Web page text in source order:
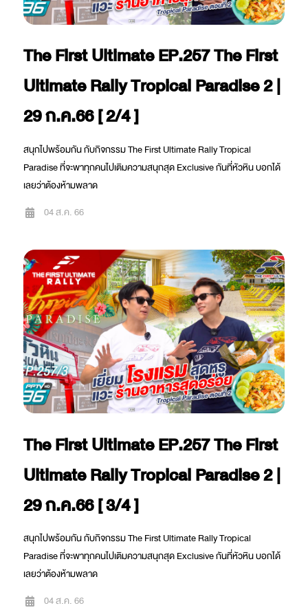
The First Ultimate EP.257 The First
Ultimate Rally Tropical Paradise 2 |
29 ก.ค.66 [ 2/4 ]
สนุกไปพร้อมกัน กับกิจกรรม The First Ultimate Rally Tropical
Paradise ที่จะพาทุกคนไปเติมความสนุกสุด Exclusive กันที่หัวหิน บอกได้
เลยว่าต้องห้ามพลาด
04 ส.ค. 66
The First Ultimate EP.257 The First
Ultimate Rally Tropical Paradise 2 |
29 ก.ค.66 [ 3/4 ]
สนุกไปพร้อมกัน กับกิจกรรม The First Ultimate Rally Tropical
Paradise ที่จะพาทุกคนไปเติมความสนุกสุด Exclusive กันที่หัวหิน บอกได้
เลยว่าต้องห้ามพลาด
04 ส.ค. 66